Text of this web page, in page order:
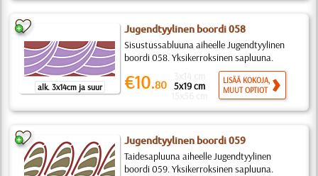
alk. 3x14cm ja suur
Jugendtyylinen boordi 058
Sisustussabluuna aiheelle Jugendtyylinen
boordi 058. Yksikerroksinen sapluuna.
€10.80 5x19 cm
LISÄÄ KOKOJA,
MUUT OPTIOT
Jugendtyylinen boordi 059
Taidesapluuna aiheelle Jugendtyylinen
boordi 059. Yksikerroksinen sapluuna.